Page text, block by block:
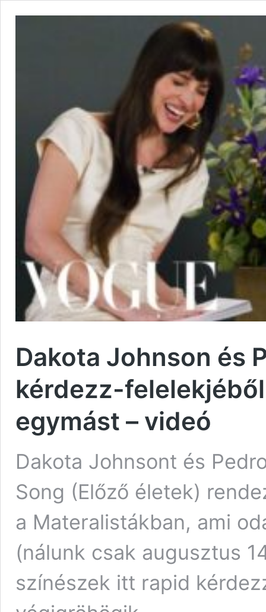
Dakota Johnson és
kérdezz-
egymást – videó
Dakota Johnsont és
Song (Előző életek)
a Materalistákban, ami
(nálunk csak augusztus
színészek itt rapid